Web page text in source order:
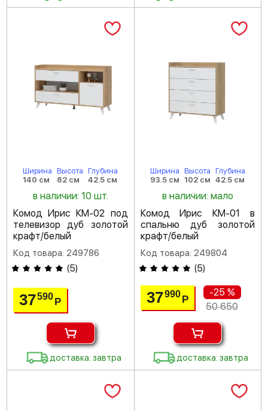
Ширина
140 см
Высота
82 см
Глубина
42.5 см
в наличии: 10 шт.
Комод Ирис КМ-02 под
телевизор дуб золотой
крафт/белый
Код товара: 249786
(5)
37590Р
доставка: завтра
Ширина
93.5 см
Высота
102 см
Глубина
42.5 см
в наличии: мало
Комод Ирис КМ-01 в
спальню дуб золотой
крафт/белый
Код товара: 249804
(5)
37990 Р
-25 %
50 650
доставка: завтра